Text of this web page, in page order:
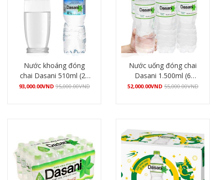
Nước khoáng đóng
chai Dasani 510ml (24
chai/thùng)
93,000.00VND 95,000.00VND
Nước uống đóng chai
Dasani 1.500ml (6
chai/lốc)
52,000.00VND 55,000.00VND